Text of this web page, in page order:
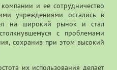
и ее сотрудничество
учреждениями остались в
на широкий рынок и стал
с проблемами
сохранив при этом высокий
их использования делает